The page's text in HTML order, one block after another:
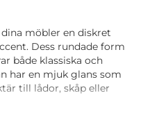
möbler en diskret
Dess rundade form
både klassiska och
har en mjuk glans som
till lådor, skåp eller
med